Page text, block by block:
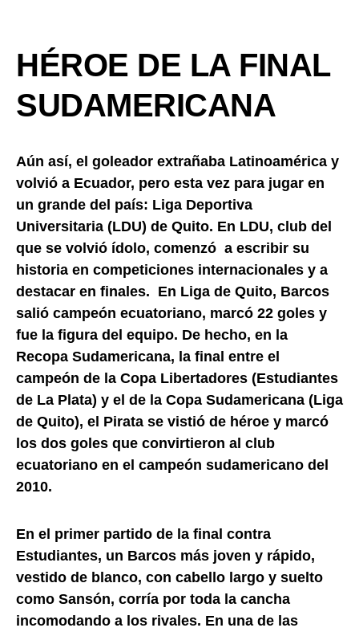
HÉROE DE LA FINAL
SUDAMERICANA
Aún así, el goleador extrañaba Latinoamérica y
volvió a Ecuador, pero esta vez para jugar en
un grande del país: Liga Deportiva
Universitaria (LDU) de Quito. En LDU, club del
que se volvió ídolo, comenzó a escribir su
historia en competiciones internacionales y a
destacar en finales. En Liga de Quito, Barcos
salió campeón ecuatoriano, marcó 22 goles y
fue la figura del equipo. De hecho, en la
Recopa Sudamericana, la final entre el
campeón de la Copa Libertadores (Estudiantes
de La Plata) y el de la Copa Sudamericana (Liga
de Quito), el Pirata se vistió de héroe y marcó
los dos goles que convirtieron al club
ecuatoriano en el campeón sudamericano del
2010.
En el primer partido de la final contra
Estudiantes, un Barcos más joven y rápido,
vestido de blanco, con cabello largo y suelto
como Sansón, corría por toda la cancha
incomodando a los rivales. En una de las